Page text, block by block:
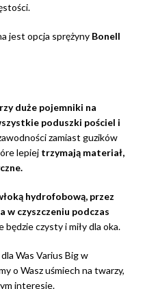
jest opcja sprężyny Bonell
duże pojemniki na
poduszki pościel i
zamiast guzików
lepiej trzymają materiał,
hydrofobową, przez
w czyszczeniu podczas
będzie czysty i miły dla oka.
Was Varius Big w
o Wasz uśmiech na twarzy,
interesie.